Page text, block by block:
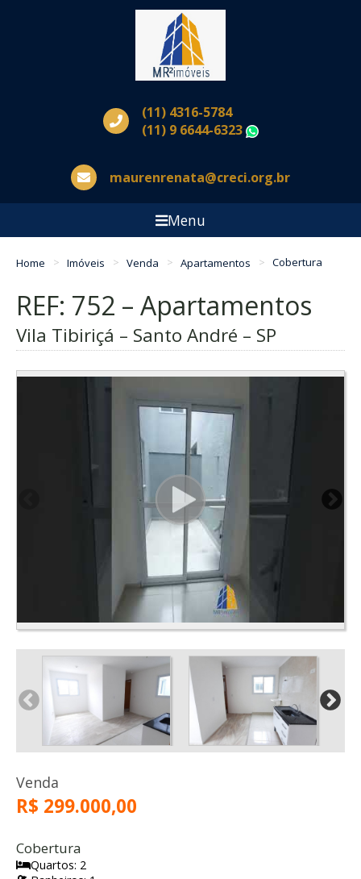
(11) 4316-5784
(11) 9 6644-6323
maurenrenata@creci.org.br
Menu
Home Imóveis Venda Apartamentos Cobertura
REF: 752 – Apartamentos
Vila Tibiriçá – Santo André – SP
Venda
R$ 299.000,00
Cobertura
Quartos: 2